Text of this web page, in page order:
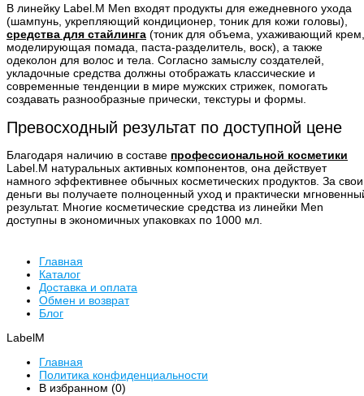
В линейку Label.M Men входят продукты для ежедневного ухода
(шампунь, укрепляющий кондиционер, тоник для кожи головы),
средства для стайлинга (тоник для объема, ухаживающий крем,
моделирующая помада, паста-разделитель, воск), а также
одеколон для волос и тела. Согласно замыслу создателей,
укладочные средства должны отображать классические и
современные тенденции в мире мужских стрижек, помогать
создавать разнообразные прически, текстуры и формы.
Превосходный результат по доступной цене
Благодаря наличию в составе профессиональной косметики
Label.M натуральных активных компонентов, она действует
намного эффективнее обычных косметических продуктов. За свои
деньги вы получаете полноценный уход и практически
результат. Многие косметические средства из линейки Men
доступны в экономичных упаковках по 1000 мл.
Главная
Каталог
Доставка и оплата
Обмен и возврат
Блог
LabelM
Главная
Политика конфиденциальности
В избранном (0)